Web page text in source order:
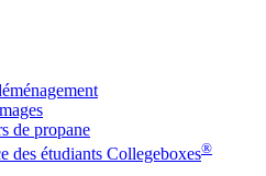
de propane
des étudiants Collegeboxes®